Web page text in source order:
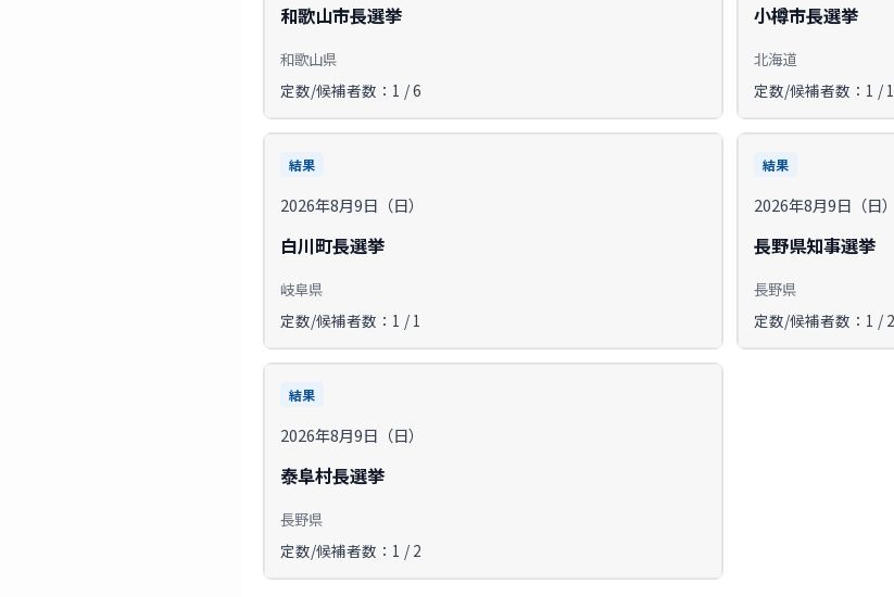
和歌山市長選挙
和歌山県
定数/候補者数：1 / 6
小樽市長選挙
北海道
定数/候補者数：1 / 1
結果
2026年8月9日（日）
白川町長選挙
岐阜県
定数/候補者数：1 / 1
結果
2026年8月9日（日）
長野県知事選挙
長野県
定数/候補者数：1 / 2
結果
2026年8月9日（日）
泰阜村長選挙
長野県
定数/候補者数：1 / 2